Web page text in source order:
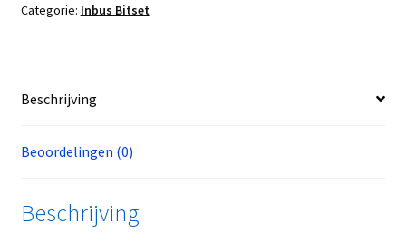
Categorie: Inbus Bitset
Beschrijving
Beoordelingen (0)
Beschrijving